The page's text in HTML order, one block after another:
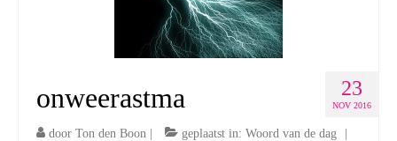
23
NOV 2016
onweerastma
door Ton den Boon geplaatst in: Woord van de dag